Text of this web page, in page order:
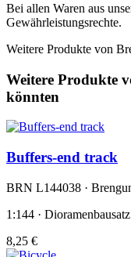
Bei allen Waren aus
Gewährleistungsrechte.
Weitere Produkte von
Weitere Produkte
könnten
Buffers-end track
BRN L144038 ·
1:144 · Dioramenbausatz
8,25 €